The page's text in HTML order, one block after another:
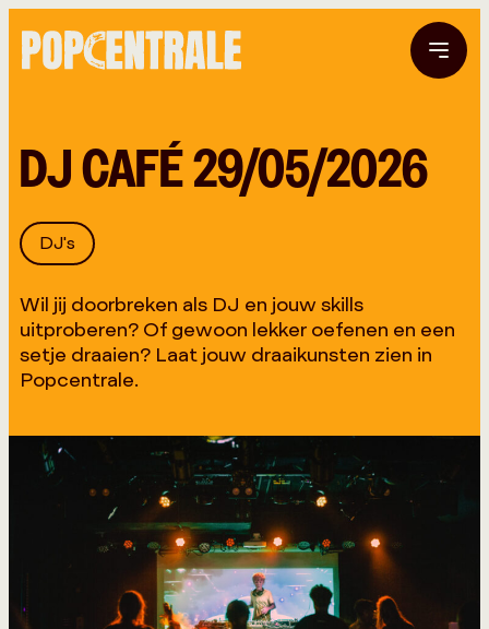
DJ CAFÉ 29/05/2026
DJ's
Wil jij doorbreken als DJ en jouw skills
uitproberen? Of gewoon lekker oefenen en een
setje draaien? Laat jouw draaikunsten zien in
Popcentrale.